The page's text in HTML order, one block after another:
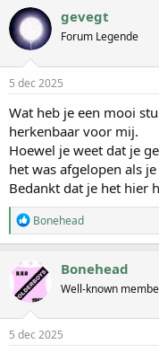
gevegt
Forum Legende
5 dec 2025
Wat heb je een mooi
herkenbaar voor mij.
Hoewel je weet dat je
het was afgelopen als
Bedankt dat je het hier
W
a
a
d
e
r
i
n
Bonehead
Bonehead
Well-known
5 dec 2025